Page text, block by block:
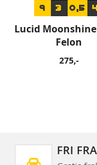
9 3 0,5 4
Lucid
Felon
275,-
FRI